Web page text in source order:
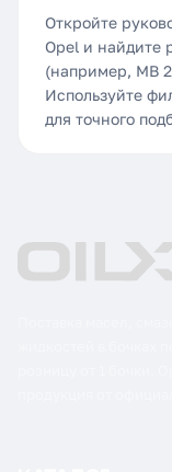
Откройте
Opel и найдите
(например, MB
Используйте
для точного